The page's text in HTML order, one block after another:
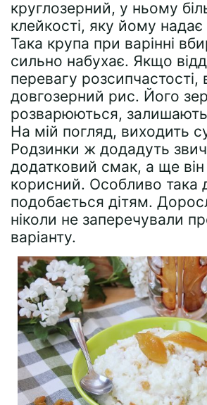
круглозерний, у ньому
клейкості, яку йому
Така крупа при варінні
сильно набухає. Якщо
перевагу розсипчастості,
довгозерний рис. Його
розварюються,
На мій погляд, виходить
Родзинки ж додадуть
додатковий смак, а ще
корисний. Особливо така
подобається дітям.
ніколи не заперечували
варіанту.